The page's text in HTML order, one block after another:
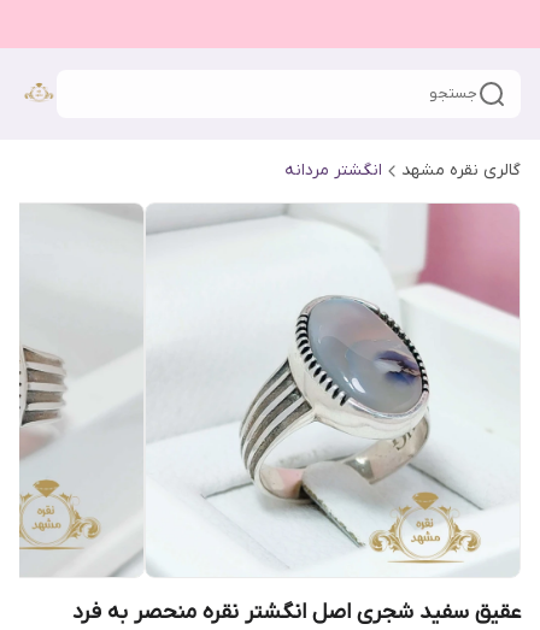
جستجو
گالری نقره مشهد انگشتر مردانه
عقیق سفید شجری اصل انگشتر نقره منحصر به فرد